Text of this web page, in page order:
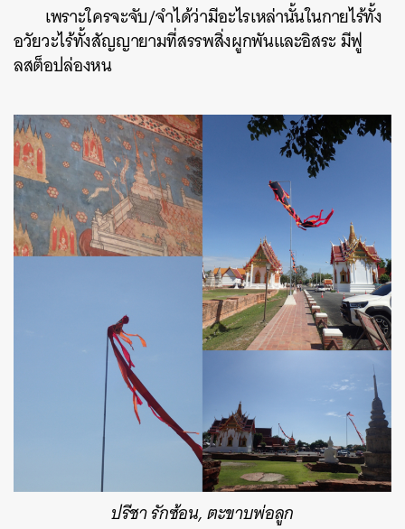
เพราะใครจะจับ/จำได้ว่ามีอะไรเหล่านั้นในกายไร้ทั้ง
อวัยวะไร้ทั้งสัญญายามที่สรรพสิ่งผูกพันและอิสระ มีฟู
ลสต็อปล่องหน
ปรีชา รักซ้อน, ตะขาบพ่อลูก